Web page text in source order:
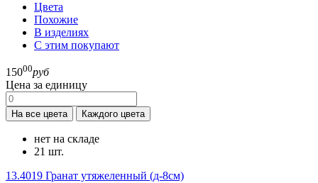
Цвета
Похожие
В изделиях
С этим покупают
15000руб
Цена за единицу
На все цвета Каждого цвета
нет на складе
21 шт.
13.4019 Гранат утяжеленный (д-8см)